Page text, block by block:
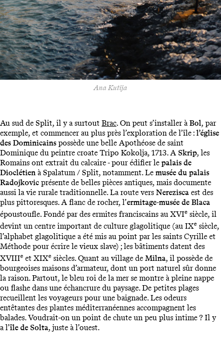
Ana Kutija
Au sud de Split, il y a surtout Brac. On peut s’installer àBol, par
exemple, et commencer au plus près l’exploration de l’île :l’église
des Dominicains possède une belle Apothéose de saint
Dominique du peintre croate Tripo Kokolja, 1713. A Skrip, les
Romains ont extrait du calcaire - pour édifier le palais de
Dioclétien à Spalatum / Split, notamment. Le musée du palais
Radojkovic présente de belles pièces antiques, mais documente
aussi la vie rurale traditionnelle. La route vers Nerezisca est des
plus pittoresques. A flanc de rocher, l’ermitage-musée de Blaca
époustoufle. Fondé par des ermites franciscains au XVIe siècle, il
devint un centre important de culture glagolitique (au IXe siècle,
l’alphabet glagolitique a été mis au point par les saints Cyrille et
Méthode pour écrire le vieux slave) ; les bâtiments datent des
XVIIIe et XIXe siècles. Quant au village de Milna, il possède de
bourgeoises maisons d’armateur, dont un port naturel sûr donne
la raison. Partout, le bleu roi de la mer se montre à pleine nappe
ou flashe dans une échancrure du paysage. De petites plages
recueillent les voyageurs pour une baignade. Les odeurs
entêtantes des plantes méditerranéennes accompagnent les
balades. Voudrait-on un point de chute un peu plus intime ? Il y
a l’île de Solta, juste à l’ouest.